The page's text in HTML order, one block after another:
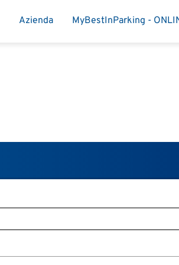
Azienda MyBestInParking -